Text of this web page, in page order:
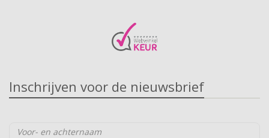
Inschrijven voor de nieuwsbrief